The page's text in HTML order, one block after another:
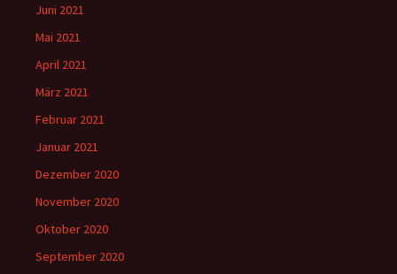
Juni 2021
Mai 2021
April 2021
März 2021
Februar 2021
Januar 2021
Dezember 2020
November 2020
Oktober 2020
September 2020